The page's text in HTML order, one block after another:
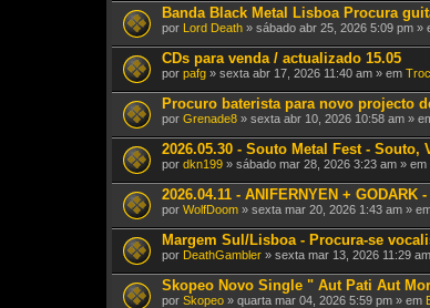
Banda Black Metal Lisboa Procura
por Lord Death » sábado abr 25, 2026 5:09 pm »
CDs para venda / actualizado 15.05
por pafg » sexta abr 17, 2026 11:40 am » em
Procuro baterista para novo projecto
por Grenade8 » sexta abr 10, 2026 10:58 am »
2026.05.30 - Souto Metal Fest - Souto,
por dkn199 » sábado mar 28, 2026 3:23 am » em
2026.04.11 - ANIFERNYEN +
por WolfDoom » sexta mar 20, 2026 1:43 am »
Margem Sul/Lisboa - Procura-se
por DeathGambler » sexta mar 13, 2026 11:29
Skopeo Novo Single " Aut Pati Aut
por Skopeo » quarta mar 04, 2026 5:59 pm » em